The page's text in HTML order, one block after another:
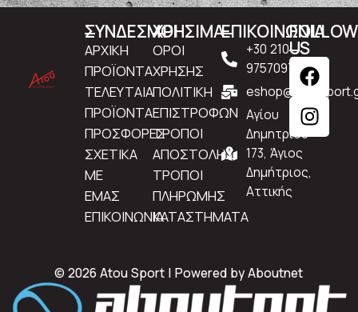
ΣΥΝΔΕΣΜΟΙ
ΑΡΧΙΚΗ
ΠΡΟΪΟΝΤΑ
ΤΕΛΕΥΤΑΙΑ
ΠΡΟΪΟΝΤΑ
ΠΡΟΣΦΟΡΕΣ
ΣΧΕΤΙΚΑ
ΜΕ
ΕΜΑΣ
ΕΠΙΚΟΙΝΩΝΙΑ
ΧΡΗΣΙΜΑ
ΟΡΟΙ
ΧΡΗΣΗΣ
ΠΟΛΙΤΙΚΗ
ΕΠΙΣΤΡΟΦΩΝ
ΤΡΟΠΟΙ
ΑΠΟΣΤΟΛΗΣ
ΤΡΟΠΟΙ
ΠΛΗΡΩΜΗΣ
ΚΑΤΑΣΤΗΜΑΤΑ
ΕΠΙΚΟΙΝΩΝΙΑ
+30 210
9757097
Αγίου
Δημητρίου
173, Άγιος
Δημήτριος,
Αττικής
FOLLOW
US
© 2026 Atou Sport | Powered byAboutnet